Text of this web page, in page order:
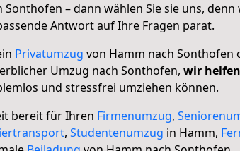
Sonthofen – dann wählen Sie sie uns,
Antwort auf Ihre Fragen parat.
Privatumzug von Hamm nach Sonthofen
Umzug nach Sonthofen, wir helfen
und stressfrei umziehen können.
bereit für Ihren Firmenumzug,
, Studentenumzug in Hamm,